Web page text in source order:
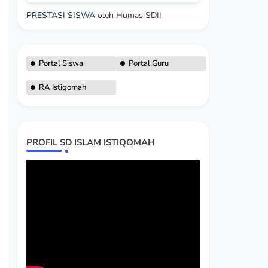
PRESTASI SISWAoleh Humas SDII
Portal Siswa Portal Guru
RA Istiqomah
PROFIL SD ISLAM ISTIQOMAH